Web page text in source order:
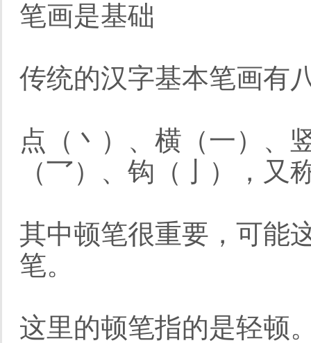
笔画是基础
传统的汉字基本笔画有
点（丶）、横（一）、
（乛）、钩（亅），又
其中顿笔很重要，可能
笔。
这里的顿笔指的是轻顿